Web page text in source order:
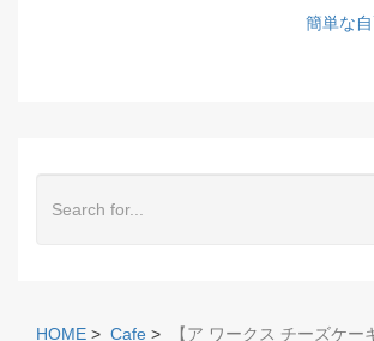
簡単な
HOME > Cafe >
【ア ワークス チーズケー